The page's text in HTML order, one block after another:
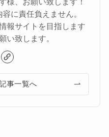
に責任負えません。
報サイトを目指します
い致します。
事一覧へ